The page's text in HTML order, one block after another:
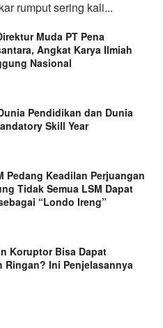
rumput sering kali...
Muda PT Pena
Angkat Karya Ilmiah
Nasional
Pendidikan dan Dunia
Skill Year
Pedang Keadilan Perjuangan
Tidak Semua LSM Dapat
“Londo Ireng”
Koruptor Bisa Dapat
Ringan? Ini Penjelasannya